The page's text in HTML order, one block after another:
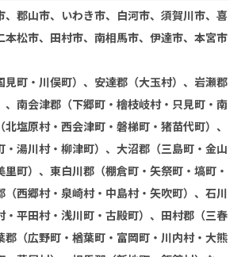
、郡山市、いわき市、白河市、須賀川市、喜
本松市、田村市、南相馬市、伊達市、本宮市
見町・川俣町）、安達郡（大玉村）、岩瀬郡
、南会津郡（下郷町・檜枝岐村・只見町・南
塩原村・西会津町・磐梯町・猪苗代町）、
・湯川村・柳津町）、大沼郡（三島町・金山
里町）、東白川郡（棚倉町・矢祭町・塙町・
（西郷村・泉崎村・中島村・矢吹町）、石川
・平田村・浅川町・古殿町）、田村郡（三春
郡（広野町・楢葉町・富岡町・川内村・大熊